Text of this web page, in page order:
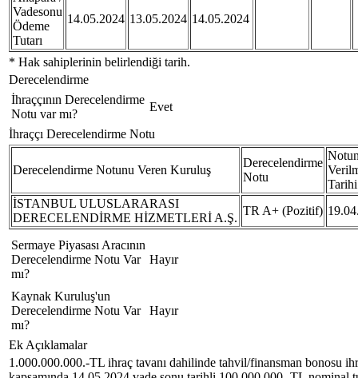
Vadesonu
Ödeme
Tutarı
14.05.2024 13.05.2024 14.05.2024
* Hak sahiplerinin belirlendiği tarih.
Derecelendirme
İhraççının Derecelendirme
Notu var mı?
Evet
İhraççı Derecelendirme Notu
Derecelendirme Notunu Veren Kuruluş
Derecelendirme
Notu
Tarihi
İSTANBUL ULUSLARARASI
DERECELENDİRME HİZMETLERİ A.Ş.
TR A+ (Pozitif)
Sermaye Piyasası Aracının
Derecelendirme Notu Var
mı?
Hayır
Kaynak Kuruluş'un
Derecelendirme Notu Var
mı?
Hayır
Ek Açıklamalar
1.000.000.000.-TL ihraç tavanı dahilinde tahvil/finansman bonosu